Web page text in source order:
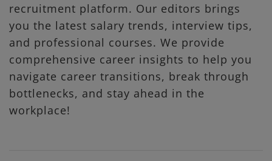
recruitment platform. Our editors brings
you the latest salary trends, interview tips,
and professional courses. We provide
comprehensive career insights to help you
navigate career transitions, break through
bottlenecks, and stay ahead in the
workplace!